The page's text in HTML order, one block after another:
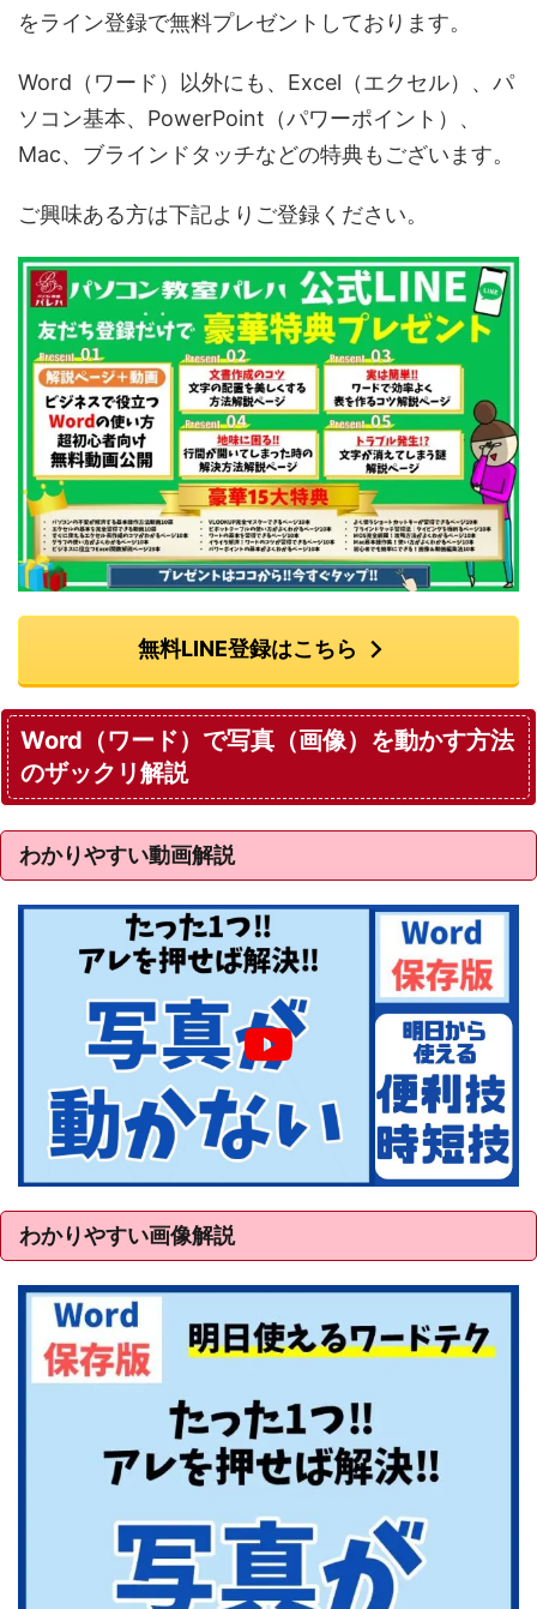
をライン登録で無料プレゼントしております。
Word（ワード）以外にも、Excel（エクセル）、パ
ソコン基本、PowerPoint（パワーポイント）、
Mac、ブラインドタッチなどの特典もございます。
ご興味ある方は下記よりご登録ください。
無料LINE登録はこちら
Word（ワード）で写真（画像）を動かす方法
のザックリ解説
わかりやすい動画解説
わかりやすい画像解説